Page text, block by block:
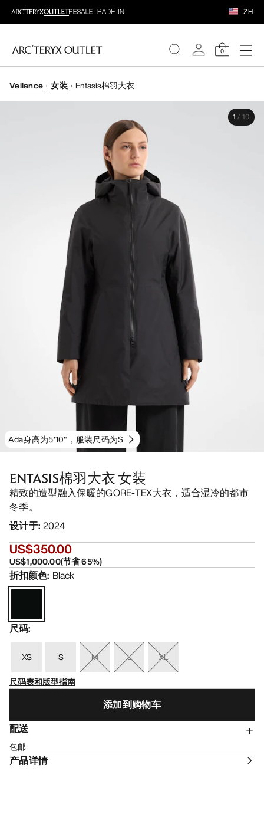
ZH
0
女装
Veilance 女装 Entasis棉羽大衣
Ada身高为5'10"，服装尺码为S
1 / 10
ENTASIS棉羽大衣 女装
精致的造型融入保暖的GORE-TEX大衣，适合湿冷的都市
冬季。
设计于: 2024
US$350.00
US$1,000.00(节省65%)
折扣颜色: Black
尺码:
XS S M L
XL
尺码表和版型指南
添加到购物车
配送
包邮
产品详情